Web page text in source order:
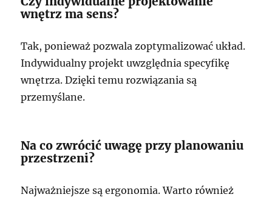
wnętrz ma sens?
Tak, ponieważ pozwala zoptymalizować układ.
Indywidualny projekt uwzględnia specyfikę
wnętrza. Dzięki temu rozwiązania są
przemyślane.
Na co zwrócić uwagę przy planowaniu
przestrzeni?
Najważniejsze są ergonomia. Warto również